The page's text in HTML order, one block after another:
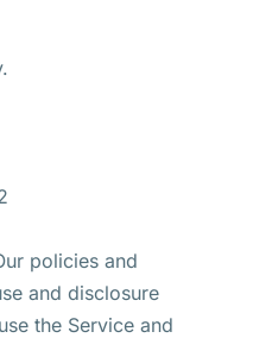
policies and
and disclosure
the Service and